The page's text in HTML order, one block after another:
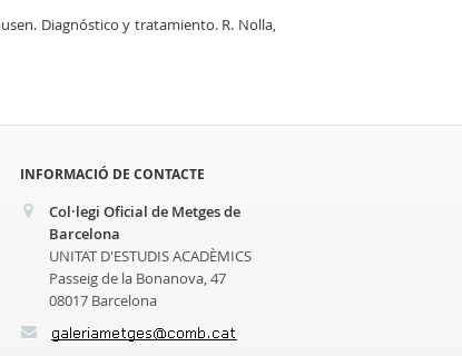
Diagnóstico y tratamiento. R. Nolla,
INFORMACIÓ DE CONTACTE
Col·legi Oficial de Metges de
Barcelona
UNITAT D'ESTUDIS ACADÈMICS
Passeig de la Bonanova, 47
08017 Barcelona